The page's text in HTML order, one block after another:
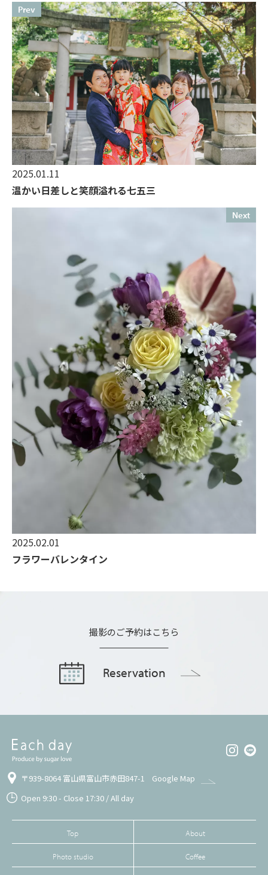
2025.01.11
温かい日差しと笑顔溢れる七五三
Prev
2025.02.01
フラワーバレンタイン
Next
撮影のご予約はこちら
Reservation
〒939-8064 富山県富山市赤田847-1
Google Map
Open 9:30 - Close 17:30 / All day
Top About
Photo studio Coffee